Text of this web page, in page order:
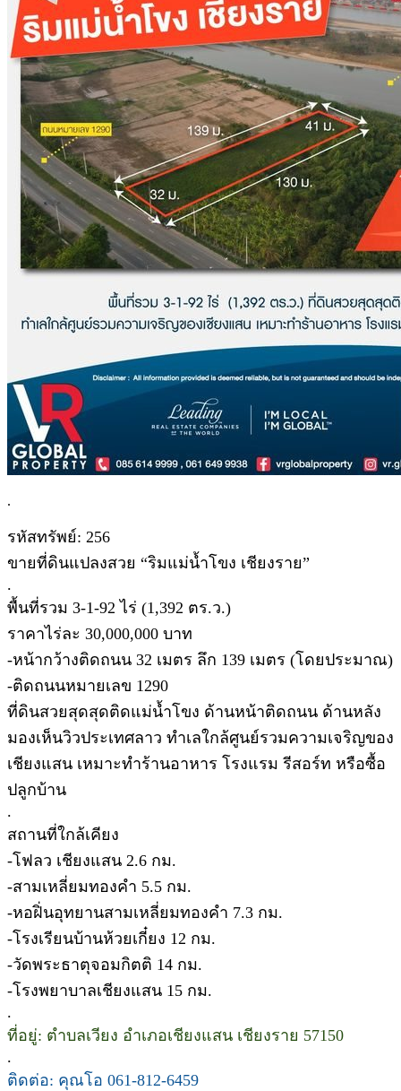
.
รหัสทรัพย์: 256
ขายที่ดินแปลงสวย “ริมแม่น้ำโขง เชียงราย”
.
พื้นที่รวม 3-1-92 ไร่ (1,392 ตร.ว.)
ราคาไร่ละ 30,000,000 บาท
-หน้ากว้างติดถนน 32 เมตร ลึก 139 เมตร (โดยประมาณ)
-ติดถนนหมายเลข 1290
ที่ดินสวยสุดสุดติดแม่น้ำโขง ด้านหน้าติดถนน ด้านหลัง
มองเห็นวิวประเทศลาว ทำเลใกล้ศูนย์รวมความเจริญของ
เชียงแสน เหมาะทำร้านอาหาร โรงแรม รีสอร์ท หรือซื้อ
ปลูกบ้าน
.
สถานที่ใกล้เคียง
-โฟลว เชียงแสน 2.6 กม.
-สามเหลี่ยมทองคำ 5.5 กม.
-หอฝิ่นอุทยานสามเหลี่ยมทองคำ 7.3 กม.
-โรงเรียนบ้านห้วยเกี๋ยง 12 กม.
-วัดพระธาตุจอมกิตติ 14 กม.
-โรงพยาบาลเชียงแสน 15 กม.
.
ที่อยู่: ตำบลเวียง อำเภอเชียงแสน เชียงราย 57150
.
ติดต่อ: คุณโอ 061-812-6459